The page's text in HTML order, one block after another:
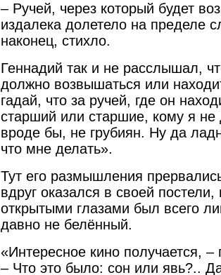
– Ручей, через который будет
издалека долетело на пределе
наконец, стихло.
Геннадий так и не расслышал,
должно возвышаться или
гадай, что за ручей, где он
старший или старшие, кому я не
вроде бы, не грубиян. Ну да
что мне делать».
Тут его размышления
вдруг оказался в своей
открытыми глазами был всего
давно не белённый.
«Интересное кино получается,
– Что это было: сон или явь?..